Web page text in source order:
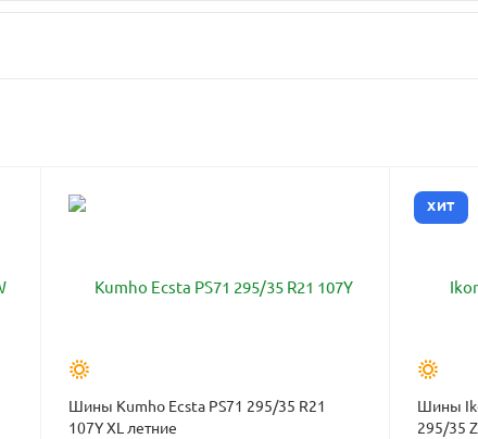
Шины Kumho Ecsta PS71 295/35 R21
107Y XL летние
ХИТ
Шины
295/35